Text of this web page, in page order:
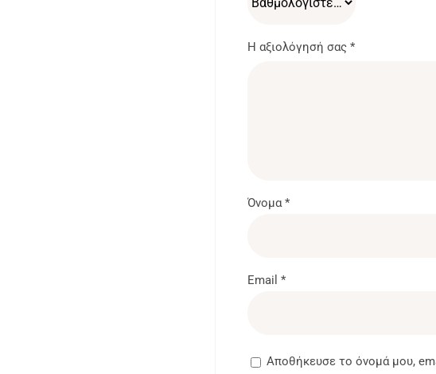
Η αξιολόγησή σας *
Όνομα*
Email *
Αποθήκευσε το όνομά μου,